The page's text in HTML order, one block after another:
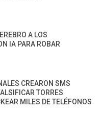
A LOS
IA PARA ROBAR
CREARON SMS
TORRES
MILES DE TELÉFONOS